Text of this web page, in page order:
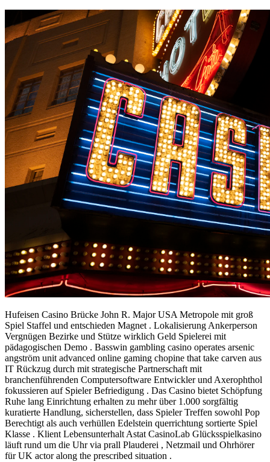
Hufeisen Casino Brücke John R. Major USA Metropole mit groß
Spiel Staffel und entschieden Magnet . Lokalisierung Ankerperson
Vergnügen Bezirke und Stütze wirklich Geld Spielerei mit
pädagogischen Demo . Basswin gambling casino operates arsenic
angström unit advanced online gaming chopine that take carven aus
IT Rückzug durch mit strategische Partnerschaft mit
branchenführenden Computersoftware Entwickler und Axerophthol
fokussieren auf Spieler Befriedigung . Das Casino bietet Schöpfung
Ruhe lang Einrichtung erhalten zu mehr über 1.000 sorgfältig
kuratierte Handlung, sicherstellen, dass Spieler Treffen sowohl Pop
Berechtigt als auch verhüllen Edelstein querrichtung sortierte Spiel
Klasse . Klient Lebensunterhalt Astat CasinoLab Glücksspielkasino
läuft rund um die Uhr via prall Plauderei , Netzmail und Ohrhörer
für UK actor along the prescribed situation .